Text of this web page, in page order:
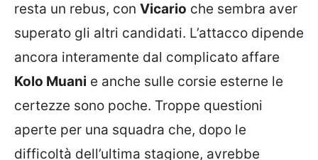
resta un rebus, con Vicario che sembra aver
superato gli altri candidati. L’attacco dipende
ancora interamente dal complicato affare
Kolo Muani e anche sulle corsie esterne le
certezze sono poche. Troppe questioni
aperte per una squadra che, dopo le
difficoltà dell’ultima stagione, avrebbe